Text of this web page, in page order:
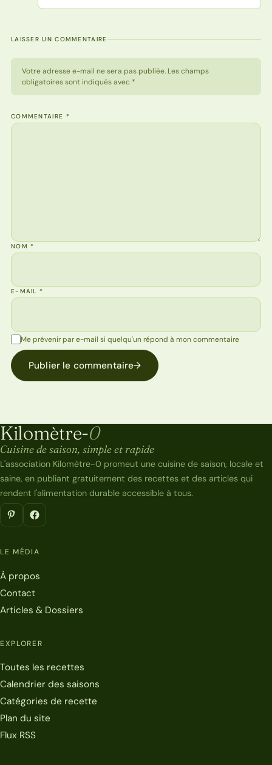
LAISSER UN COMMENTAIRE
Votre adresse e-mail ne sera pas publiée. Les champs
obligatoires sont indiqués avec *
COMMENTAIRE *
NOM*
E-MAIL*
Me prévenir par e-mail si quelqu'un répond à mon commentaire
Publier le commentaire→
Kilomètre-0
Kilomètre-0
Cuisine de saison, simple et rapide
L'association Kilomètre-0 promeut une cuisine de saison, locale et
saine, en publiant gratuitement des recettes et des articles qui
rendent l'alimentation durable accessible à tous.
LE MÉDIA
À propos
Contact
Articles & Dossiers
EXPLORER
Toutes les recettes
Calendrier des saisons
Catégories de recette
Plan du site
Flux RSS